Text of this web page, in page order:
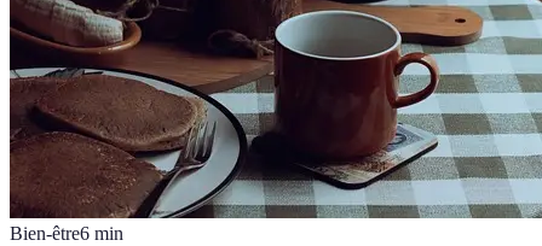
Bien-être6 min